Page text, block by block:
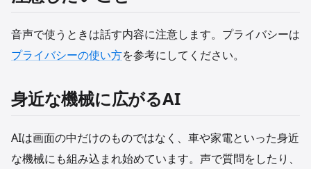
音声で使うときは話す内容に注意します。プライバシーは
プライバシーの使い方を参考にしてください。
身近な機械に広がるAI
AIは画面の中だけのものではなく、車や家電といった身近
な機械にも組み込まれ始めています。声で質問をしたり、